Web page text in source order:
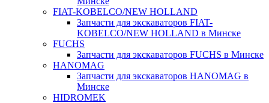
FIAT-KOBELCO/NEW HOLLAND
Запчасти для экскаваторов FIAT-
KOBELCO/NEW HOLLAND в Минске
FUCHS
Запчасти для экскаваторов FUCHS в Минске
HANOMAG
Запчасти для экскаваторов HANOMAG в
Минске
HIDROMEK